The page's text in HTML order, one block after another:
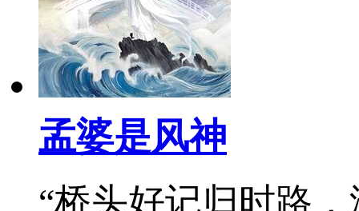
孟婆是风神
“桥头好记归时路